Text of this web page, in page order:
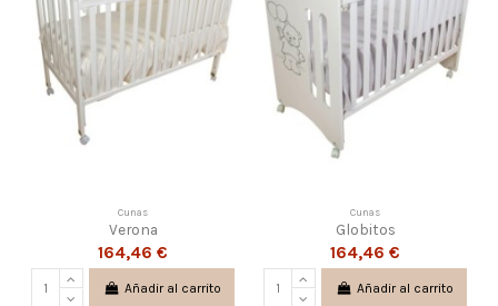
Cunas
Verona
164,46 €
Añadir al carrito
Cunas
Globitos
164,46 €
Añadir al carrito